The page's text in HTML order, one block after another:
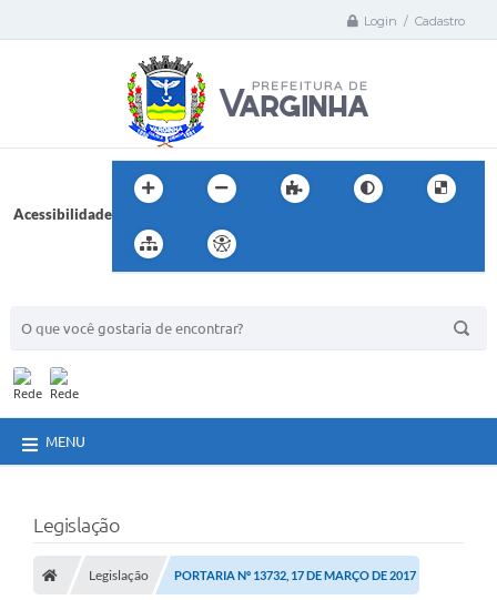
Login / Cadastro
Acessibilidade
MENU
Legislação
Legislação PORTARIA Nº 13732, 17 DE MARÇO DE 2017